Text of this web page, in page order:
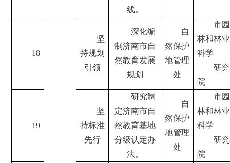
线。
18
坚
持规划
引领
深化编
制济南市自
然教育发展
规划
自
然保护
地管理
处
市园
林和林业
科学
研究
院
19
坚
持标准
先行
研究制
定济南市自
然教育基地
分级认定办
法。
自
然保护
地管理
处
市园
林和林业
科学
研究
院